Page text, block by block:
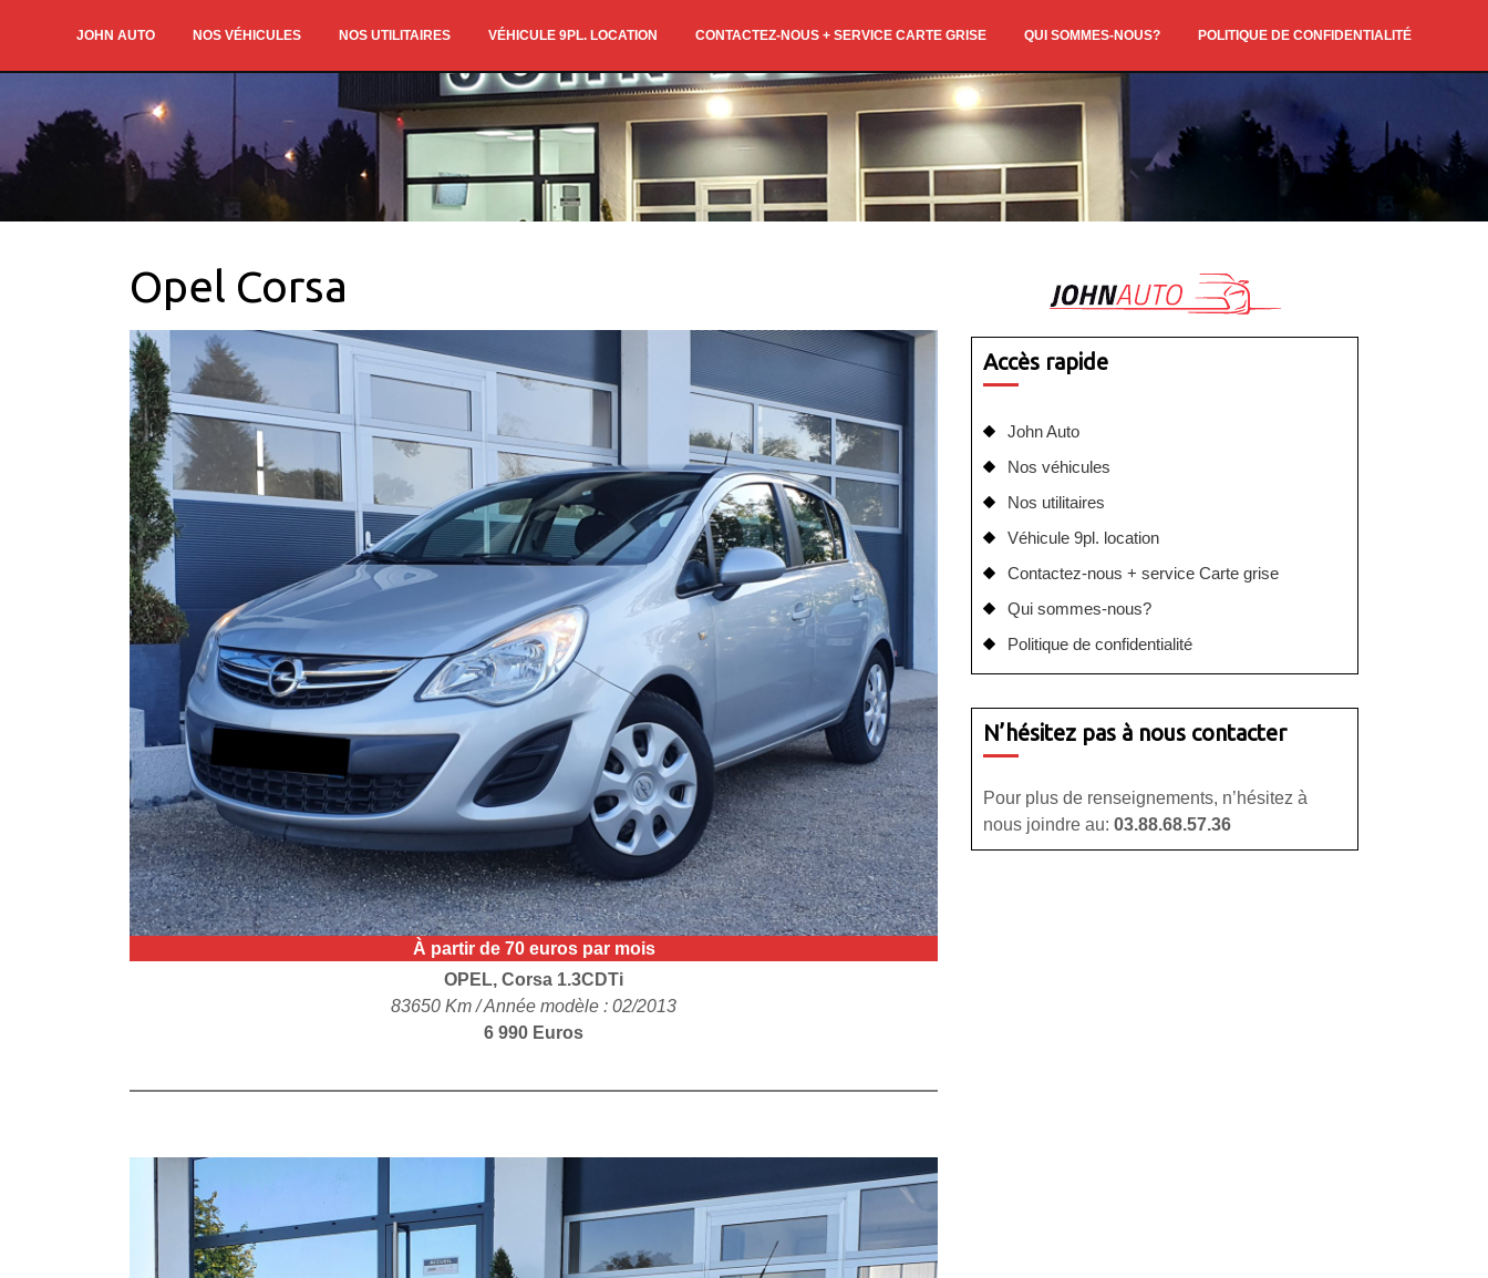
JOHN AUTO NOS VÉHICULES NOS UTILITAIRES VÉHICULE 9PL. LOCATION CONTACTEZ-NOUS + SERVICE CARTE GRISE QUI SOMMES-NOUS? POLITIQUE DE CONFIDENTIALITÉ
Opel Corsa
À partir de 70 euros par mois
OPEL, Corsa 1.3CDTi
83650 Km / Année modèle : 02/2013
6 990 Euros
Accès rapide
John Auto
Nos véhicules
Nos utilitaires
Véhicule 9pl. location
Contactez-nous + service Carte grise
Qui sommes-nous?
Politique de confidentialité
N’hésitez pas à nous contacter
Pour plus de renseignements, n’hésitez à
nous joindre au: 03.88.68.57.36